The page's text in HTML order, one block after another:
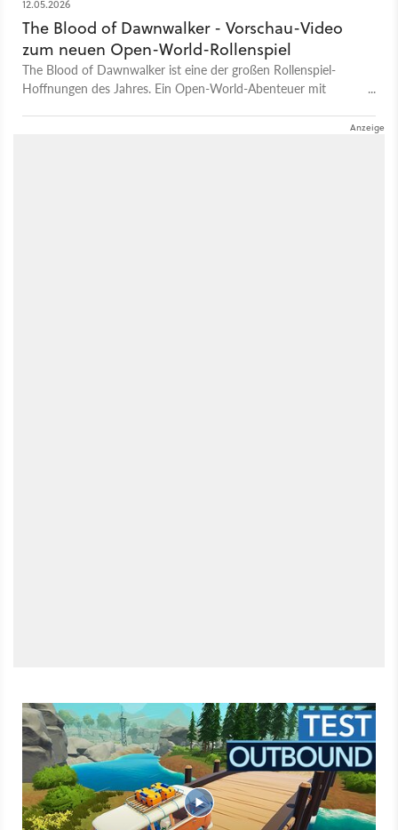
12.05.2026
The Blood of Dawnwalker - Vorschau-Video
zum neuen Open-World-Rollenspiel
The Blood of Dawnwalker ist eine der großen Rollenspiel-
Hoffnungen des Jahres. Ein Open-World-Abenteuer mit